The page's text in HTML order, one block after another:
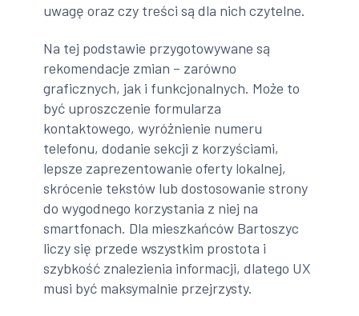
uwagę oraz czy treści są dla nich czytelne.
Na tej podstawie przygotowywane są
rekomendacje zmian – zarówno
graficznych, jak i funkcjonalnych. Może to
być uproszczenie formularza
kontaktowego, wyróżnienie numeru
telefonu, dodanie sekcji z korzyściami,
lepsze zaprezentowanie oferty lokalnej,
skrócenie tekstów lub dostosowanie strony
do wygodnego korzystania z niej na
smartfonach. Dla mieszkańców Bartoszyc
liczy się przede wszystkim prostota i
szybkość znalezienia informacji, dlatego UX
musi być maksymalnie przejrzysty.